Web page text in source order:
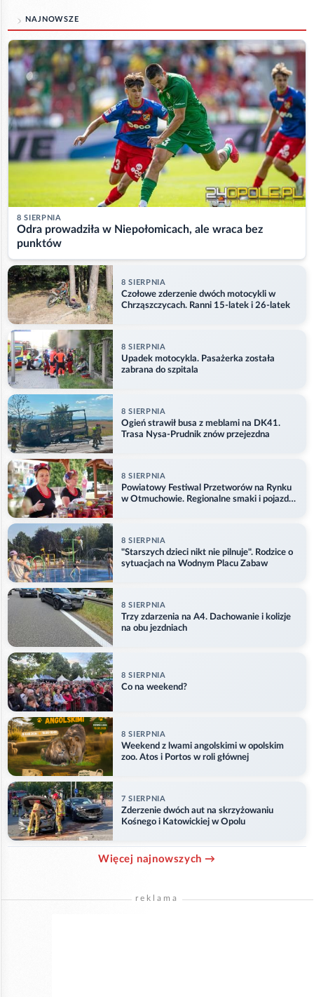
NAJNOWSZE
8 SIERPNIA
Odra prowadziła w Niepołomicach, ale wraca bez
punktów
8 SIERPNIA
Czołowe zderzenie dwóch motocykli w
Chrząszczycach. Ranni 15-latek i 26-latek
8 SIERPNIA
Upadek motocykla. Pasażerka została
zabrana do szpitala
8 SIERPNIA
Ogień strawił busa z meblami na DK41.
Trasa Nysa-Prudnik znów przejezdna
8 SIERPNIA
Powiatowy Festiwal Przetworów na Rynku
w Otmuchowie. Regionalne smaki i pojazdy
8 SIERPNIA
"Starszych dzieci nikt nie pilnuje". Rodzice o
sytuacjach na Wodnym Placu Zabaw
8 SIERPNIA
Trzy zdarzenia na A4. Dachowanie i kolizje
na obu jezdniach
8 SIERPNIA
Co na weekend?
8 SIERPNIA
Weekend z lwami angolskimi w opolskim
zoo. Atos i Portos w roli głównej
7 SIERPNIA
Zderzenie dwóch aut na skrzyżowaniu
Kośnego i Katowickiej w Opolu
Więcej najnowszych →
reklama